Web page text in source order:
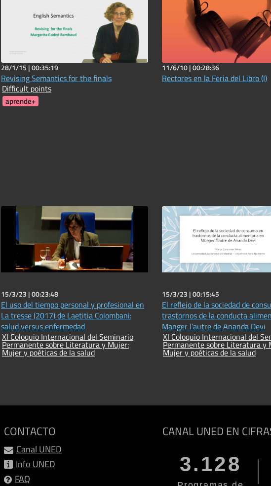
28/1/15 |00:35:19
Revising Semantics for the finals
Difficult points
aprende+
11/6/10 |00:28:36
Rectores en la Feria del Libro (I)
15/3/23 |00:23:48
El uso del tiempo personal y profesional en
La tresse (2017) de Laetitia Colombani:
salud versus enfermedad
XI Coloquio Internacional del Seminario
Permanente sobre Literatura y Mujer:
Mujer y poéticas de la salud
15/3/23 |00:15:45
El reflejo de la sociedad de
trastornos de la conducta
Manger l’autre de Ananda Devi
XI Coloquio Internacional del
Permanente sobre Literatura y
Mujer y poéticas de la salud
CONTACTO
Canal UNED
Info UNED
FAQ
CANAL UNED EN
3.128